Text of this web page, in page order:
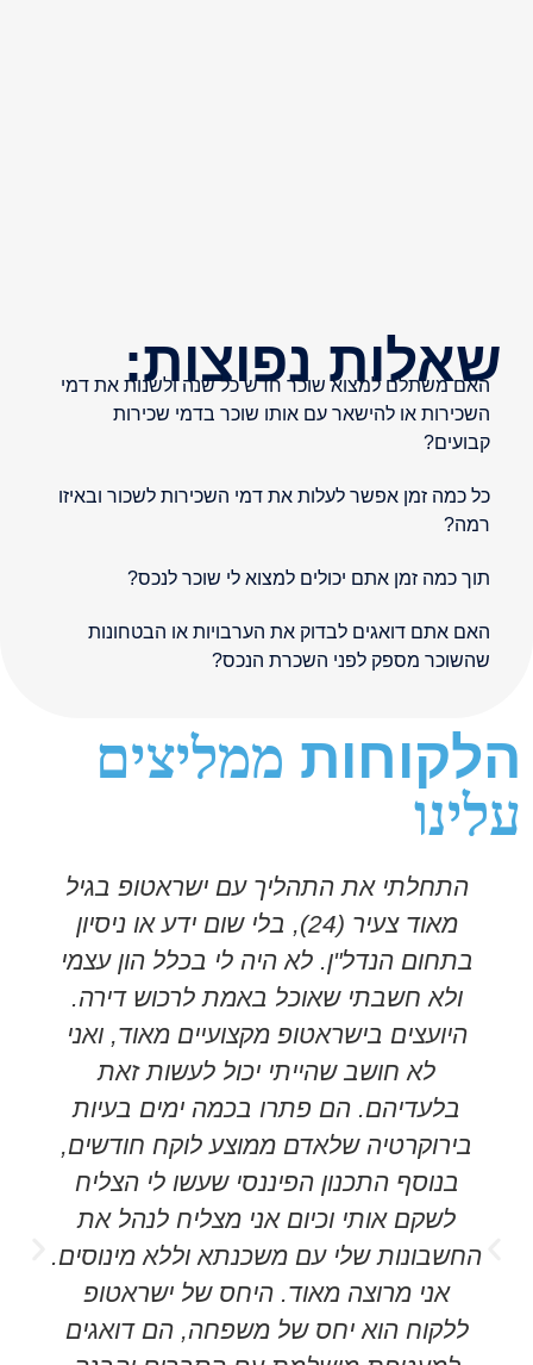
שאלות נפוצות:
האם משתלם למצוא שוכר חדש כל שנה ולשנות את דמי
השכירות או להישאר עם אותו שוכר בדמי שכירות
קבועים?
כל כמה זמן אפשר לעלות את דמי השכירות לשכור ובאיזו
רמה?
תוך כמה זמן אתם יכולים למצוא לי שוכר לנכס?
האם אתם דואגים לבדוק את הערבויות או הבטחונות
שהשוכר מספק לפני השכרת הנכס?
הלקוחות ממליצים
עלינו
התחלתי את התהליך עם ישראטופ בגיל
מאוד צעיר (24), בלי שום ידע או ניסיון
בתחום הנדל"ן. לא היה לי בכלל הון עצמי
ולא חשבתי שאוכל באמת לרכוש דירה.
היועצים בישראטופ מקצועיים מאוד, ואני
לא חושב שהייתי יכול לעשות זאת
בלעדיהם. הם פתרו בכמה ימים בעיות
בירוקרטיה שלאדם ממוצע לוקח חודשים,
בנוסף התכנון הפיננסי שעשו לי הצליח
לשקם אותי וכיום אני מצליח לנהל את
החשבונות שלי עם משכנתא וללא מינוסים.
אני מרוצה מאוד. היחס של ישראטופ
ללקוח הוא יחס של משפחה, הם דואגים